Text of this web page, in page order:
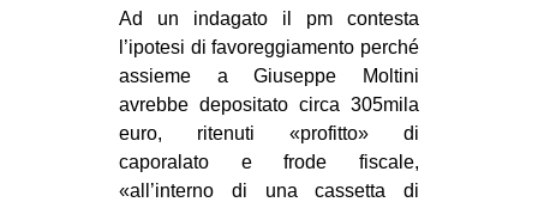
Ad un indagato il pm contesta
l’ipotesi di favoreggiamento perché
assieme a Giuseppe Moltini
avrebbe depositato circa 305mila
euro, ritenuti «profitto» di
caporalato e frode fiscale,
«all’interno di una cassetta di